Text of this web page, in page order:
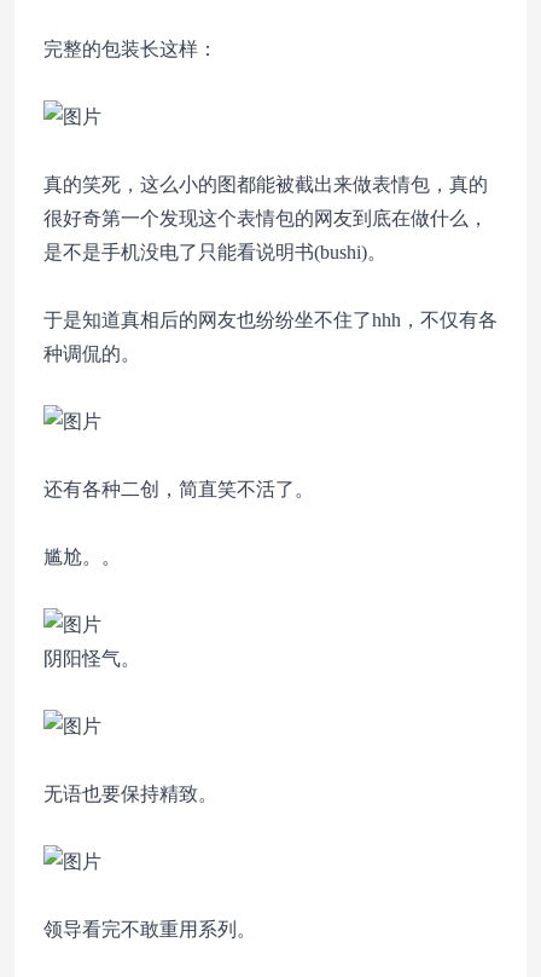
完整的包装长这样：
真的笑死，这么小的图都能被截出来做表情包，真的
很好奇第一个发现这个表情包的网友到底在做什么，
是不是手机没电了只能看说明书(bushi)。
于是知道真相后的网友也纷纷坐不住了hhh，不仅有各
种调侃的。
还有各种二创，简直笑不活了。
尴尬。。
阴阳怪气。
无语也要保持精致。
领导看完不敢重用系列。